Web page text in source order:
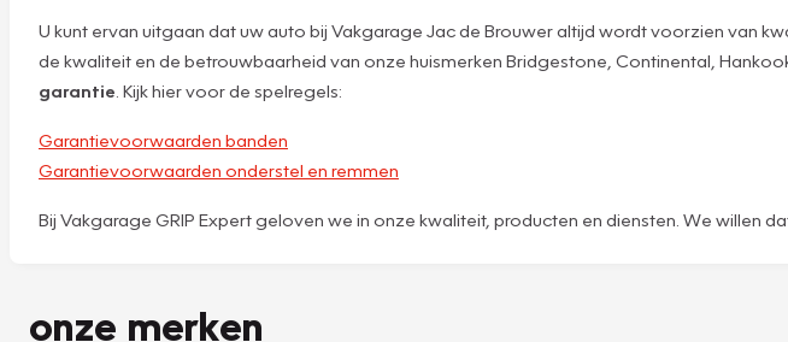
U kunt ervan uitgaan dat uw auto bij Vakgarage Jac de Brouwer altijd wordt voorzien van
de kwaliteit en de betrouwbaarheid van onze huismerken Bridgestone, Continental,
garantie . Kijk hier voor de spelregels:
Garantievoorwaarden banden
Garantievoorwaarden onderstel en remmen
Bij Vakgarage GRIP Expert geloven we in onze kwaliteit, producten en diensten. We willen
onze merken